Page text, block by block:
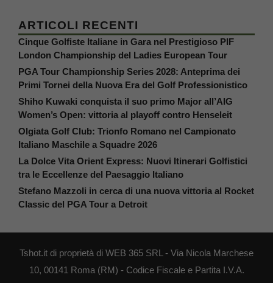
ARTICOLI RECENTI
Cinque Golfiste Italiane in Gara nel Prestigioso PIF
London Championship del Ladies European Tour
PGA Tour Championship Series 2028: Anteprima dei
Primi Tornei della Nuova Era del Golf Professionistico
Shiho Kuwaki conquista il suo primo Major all’AIG
Women’s Open: vittoria al playoff contro Henseleit
Olgiata Golf Club: Trionfo Romano nel Campionato
Italiano Maschile a Squadre 2026
La Dolce Vita Orient Express: Nuovi Itinerari Golfistici
tra le Eccellenze del Paesaggio Italiano
Stefano Mazzoli in cerca di una nuova vittoria al Rocket
Classic del PGA Tour a Detroit
Tshot.it di proprietà di WEB 365 SRL - Via Nicola Marchese
10, 00141 Roma (RM) - Codice Fiscale e Partita I.V.A.